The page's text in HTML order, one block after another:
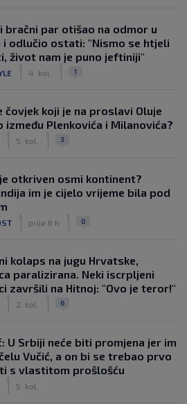
bračni par otišao na odmor u
i odlučio ostati: "Nismo se htjeli
život nam je puno jeftiniji"
4. kol. 1
čovjek koji je na proslavi Oluje
između Plenkovića i Milanovića?
5. kol. 3
otkriven osmi kontinent?
im je cijelo vrijeme bila pod
prije 6 h 0
kolaps na jugu Hrvatske,
paralizirana. Neki iscrpljeni
završili na Hitnoj: "Ovo je teror!"
2. kol. 6
U Srbiji neće biti promjena jer im
Vučić, a on bi se trebao prvo
s vlastitom prošlošću
5. kol.